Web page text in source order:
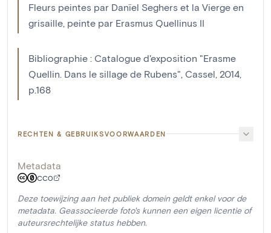
Fleurs peintes par Danïel Seghers et la Vierge en
grisaille, peinte par Erasmus Quellinus II
Bibliographie : Catalogue d'exposition "Erasme
Quellin. Dans le sillage de Rubens", Cassel, 2014,
p.168
RECHTEN & GEBRUIKSVOORWAARDEN
Metadata
CC0
Deze toewijzing aan het publiek domein geldt enkel voor de
metadata. Geassocieerde foto's kunnen een eigen licentie of
auteursrechtelijke status hebben.